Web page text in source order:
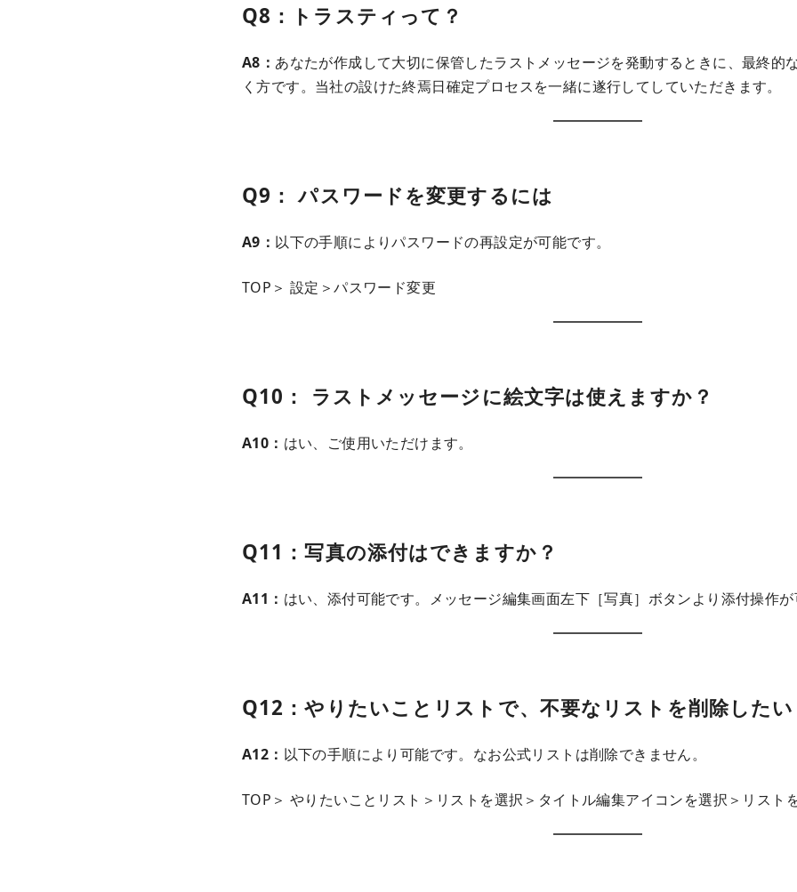
Q8：トラスティって？
A8： あなたが作成して大切に保管したラストメッセージを発動するときに、最終的
く方です。当社の設けた終焉日確定プロセスを一緒に遂行してしていただきます。
Q9 ： パスワードを変更するには
A9： 以下の手順によりパスワードの再設定が可能です。
TOP＞ 設定＞パスワード変更
Q10： ラストメッセージに絵文字は使えますか？
A10： はい、ご使用いただけます。
Q11：写真の添付はできますか？
A11： はい、添付可能です。メッセージ編集画面左下［写真］ボタンより添付操作が
Q12：やりたいことリストで、不要なリストを削除したい
A12： 以下の手順により可能です。なお公式リストは削除できません。
TOP＞ やりたいことリスト＞リストを選択＞タイトル編集アイコンを選択＞リスト